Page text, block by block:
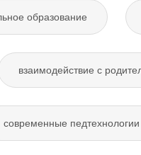
образование
взаимодействие с
современные